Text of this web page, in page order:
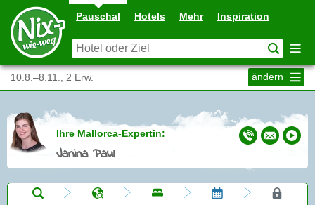
Pauschal Hotels Mehr Inspiration
10.8.–8.11., 2 Erw. ändern
Ihre Mallorca-Expertin:
Janina Paul